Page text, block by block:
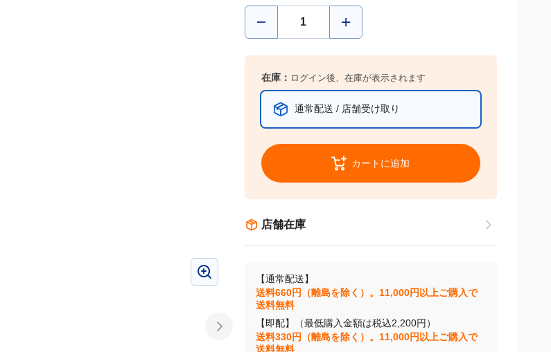
在庫： ログイン後、在庫が表示されます
通常配送 / 店舗受け取り
カートに追加
店舗在庫
【通常配送】
送料660円（離島を除く）。11,000円以上ご購入で
送料無料
【即配】（最低購入金額は税込2,200円）
送料330円（離島を除く）。11,000円以上ご購入で